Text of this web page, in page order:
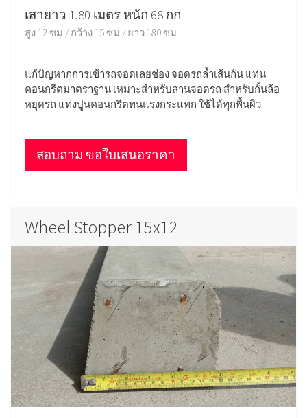
เสายาว 1.80 เมตร หนัก 68 กก
สูง 12 ซม / กว้าง 15 ซม / ยาว 180 ซม
แก้ปัญหากการเข้ารถจอดเลยช่อง จอดรถล้ำเส้นกัน แท่น
คอนกรีตมาตราฐาน เหมาะสำหรับลานจอดรถ สำหรับกั้นล้อ
หยุดรถ แท่งปูนคอนกรีตทนแรงกระแทก ใช้ได้ทุกพื้นผิว
สอบถาม ขอใบเสนอราคา
Wheel Stopper 15x12